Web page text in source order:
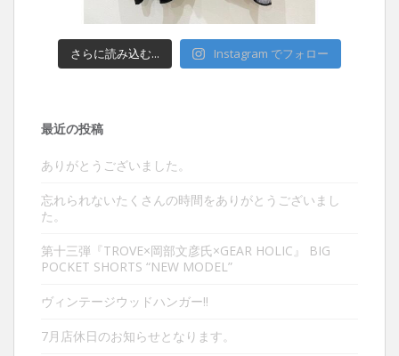
さらに読み込む... Instagram でフォロー
最近の投稿
ありがとうございました。
忘れられないたくさんの時間をありがとうございまし
た。
第十三弾『TROVE×岡部文彦氏×GEAR HOLIC』 BIG
POCKET SHORTS “NEW MODEL”
ヴィンテージウッドハンガー‼︎
7月店休日のお知らせとなります。